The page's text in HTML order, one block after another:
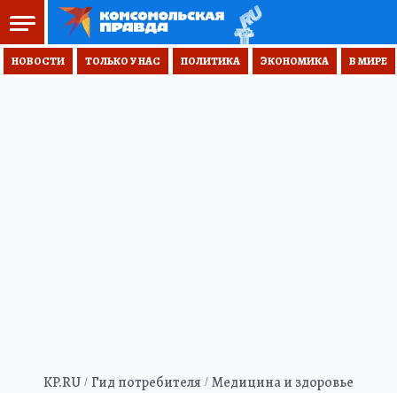
НОВОСТИ ТОЛЬКО У НАС ПОЛИТИКА ЭКОНОМИКА В МИРЕ
KP.RU Гид потребителя Медицина и здоровье